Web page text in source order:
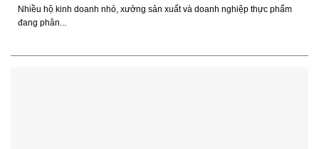
Nhiều hộ kinh doanh nhỏ, xưởng sản xuất và doanh nghiệp thực phẩm
đang phân...